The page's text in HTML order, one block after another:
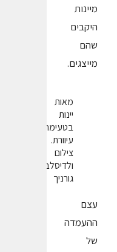
מיינות
היקבים
שהם
מייצגים.
מאות
יינות
בטעימה
עיוורת.
צילום
ולדיסלב
גורניך
עצם
ההעמדה
של